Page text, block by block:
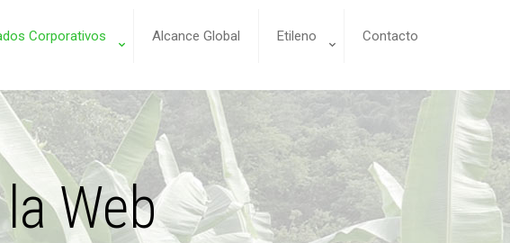
Corporativos Alcance Global Etileno Contacto
Web